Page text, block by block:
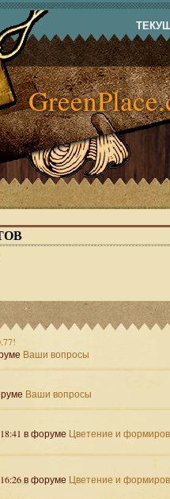
Ваши вопросы
Ваши вопросы
18:41 в форуме Цветение и
16:26 в форуме Цветение и